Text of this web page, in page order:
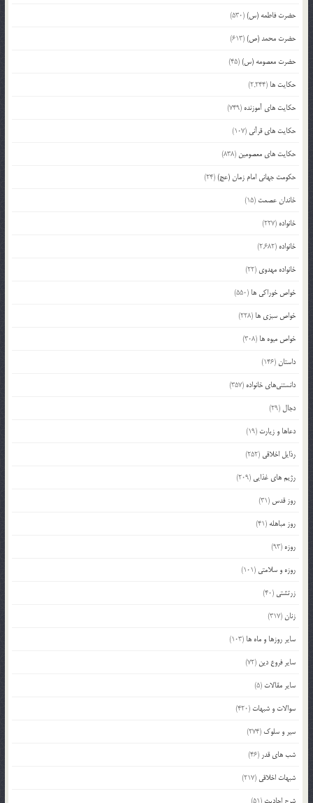
حضرت فاطمه (س)(530)
حضرت محمد (ص)(613)
حضرت معصومه (س)(45)
حکایت ها (2,244)
حکایت های آموزنده (749)
حکایت های قرآنی (107)
حکایت های معصومین (838)
حکومت جهانی امام زمان (عج)(24)
خاندان عصمت (15)
خانواده (227)
خانواده (2,682)
خانواده مهدوی (22)
خواص خوراکی ها (550)
خواص سبزی ها (228)
خواص میوه ها (308)
داستان(146)
دانستنی‌های خانواده (357)
دجال (29)
دعاها و زیارت (19)
رذایل اخلاقی (252)
رژیم های غذایی (209)
روز قدس (31)
روز مباهله (41)
روزه (93)
روزه و سلامتی (101)
زرتشتی (40)
زنان(317)
سایر روزها و ماه ها (103)
سایر فروع دین (72)
سایر مقالات (5)
سوالات و شبهات (420)
سیر و سلوک (274)
شب های قدر (46)
شبهات اخلاقی (217)